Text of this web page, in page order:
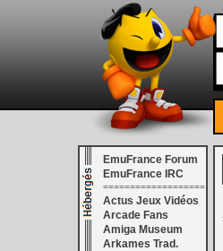
EmuFrance Forum
EmuFrance IRC
===================
Actus Jeux Vidéos
Arcade Fans
Amiga Museum
Arkames Trad.